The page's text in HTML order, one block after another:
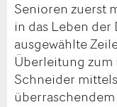
Senioren zuerst
in das Leben
ausgewählte
Überleitung zum
Schneider